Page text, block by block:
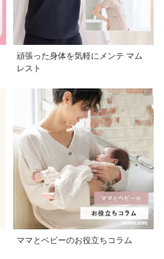
頑張った身体を気軽にメンテ マム
レスト
ママとベビーのお役立ちコラム